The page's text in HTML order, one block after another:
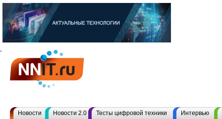
Новости Новости 2.0 Тесты цифровой техники Интервью